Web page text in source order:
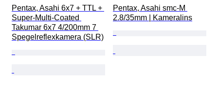
Pentax, Asahi 6x7 + TTL +
Super-Multi-Coated
Takumar 6x7 4/200mm 7
Spegelreflexkamera (SLR)
Pentax, Asahi smc-M
2.8/35mm | Kameralins